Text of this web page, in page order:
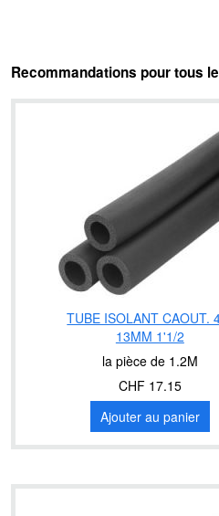
Recommandations pour tous
TUBE ISOLANT CAOUT.
13MM 1'1/2
la pièce de 1.2M
CHF 17.15
Ajouter au panier